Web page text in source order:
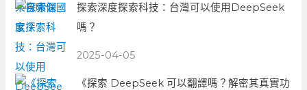
探索深度探索科技：台灣可以使用DeepSeek
嗎？
2025-04-05
《探索 DeepSeek 可以翻譯嗎？解密其真實功